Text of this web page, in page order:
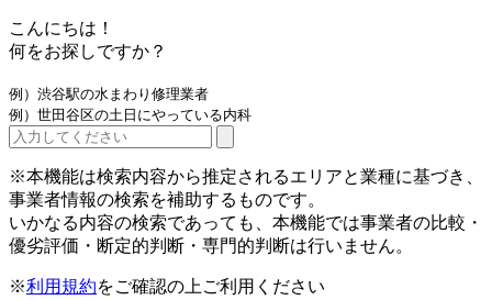
こんにちは！
何をお探しですか？
例）渋谷駅の水まわり修理業者
例）世田谷区の土日にやっている内科
※本機能は検索内容から推定されるエリアと業種に基づき、
事業者情報の検索を補助するものです。
いかなる内容の検索であっても、本機能では事業者の比較・
優劣評価・断定的判断・専門的判断は行いません。
※利用規約をご確認の上ご利用ください